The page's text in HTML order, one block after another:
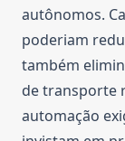
autônomos.
poderiam
também
de transporte
automação